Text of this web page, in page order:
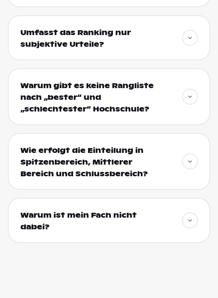
Umfasst das Ranking nur
subjektive Urteile?
Warum gibt es keine Rangliste
nach „bester“ und
„schlechtester“ Hochschule?
Wie erfolgt die Einteilung in
Spitzenbereich, Mittlerer
Bereich und Schlussbereich?
Warum ist mein Fach nicht
dabei?